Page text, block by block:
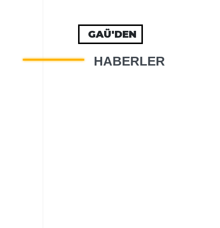
GAÜ'DEN
HABERLER